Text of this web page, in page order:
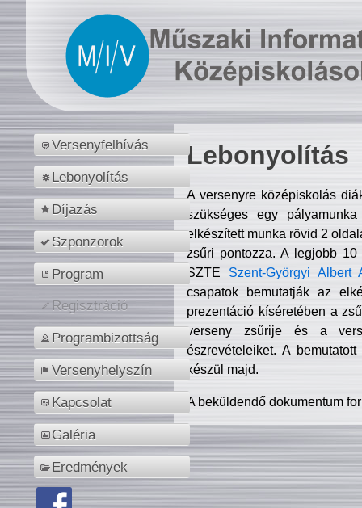
Versenyfelhívás
Lebonyolítás
Díjazás
Szponzorok
Program
Regisztráció
Programbizottság
Versenyhelyszín
Kapcsolat
Galéria
Eredmények
Lebonyolítás
A versenyre középiskolás
szükséges egy
elkészített munka rövid 2
zsűri pontozza. A legjobb
SZTE Szent-Györgyi Albert
csapatok bemutatják az
prezentáció kíséretében a
verseny zsűrije és a
észrevételeiket. A
készül majd.
A beküldendő dokumentum